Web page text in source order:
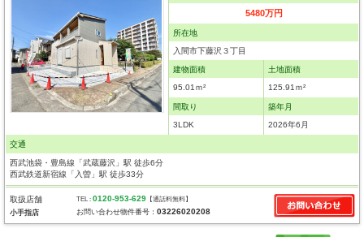
5480万円
所在地
入間市下藤沢３丁目
建物面積
95.01ｍ²
土地面積
125.91ｍ²
間取り
3LDK
築年月
2026年6月
交通
西武池袋・豊島線「武蔵藤沢」駅 徒歩6分
西武鉄道新宿線「入曽」駅 徒歩33分
取扱店舗
小手指店
TEL :0120-953-629 【通話料無料】
お問い合わせ物件番号：03226020208